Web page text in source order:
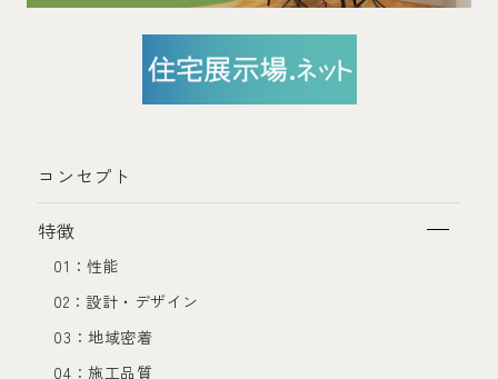
コンセプト
特徴
01：性能
02：設計・デザイン
03：地域密着
04：施工品質